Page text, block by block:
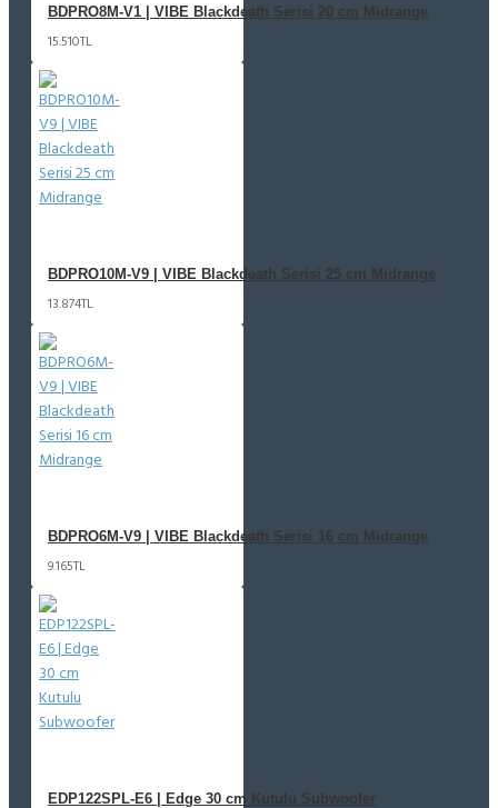
BDPRO8M-V1 | VIBE Blackdeath Serisi 20 cm Midrange
15.510TL
BDPRO10M-V9 | VIBE Blackdeath Serisi 25 cm Midrange
13.874TL
BDPRO6M-V9 | VIBE Blackdeath Serisi 16 cm Midrange
9.165TL
EDP122SPL-E6 | Edge 30 cm Kutulu Subwoofer